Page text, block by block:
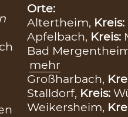
Orte:
Altertheim, Kreis:
Apfelbach, Kreis:
Bad
mehr
Großharbach,
Stalldorf, Kreis:
Weikersheim,